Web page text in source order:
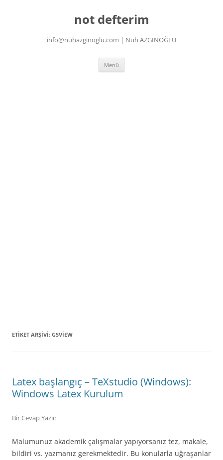
not defterim
info@nuhazginoglu.com | Nuh AZGINOĞLU
Menü
ETIKET ARŞIVI: GSVIEW
Latex başlangıç – TeXstudio (Windows):
Windows Latex Kurulum
Bir Cevap Yazın
Malumunuz akademik çalışmalar yapıyorsanız tez, makale,
bildiri vs. yazmanız gerekmektedir. Bu konularla uğraşanlar